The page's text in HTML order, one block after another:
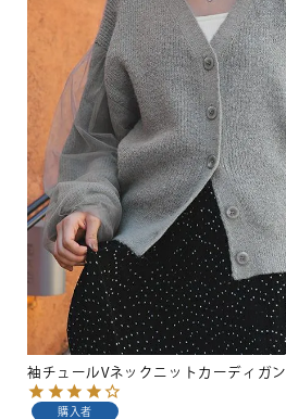
袖チュールVネックニットカーディガン
購入者